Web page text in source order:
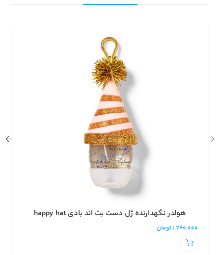
هولدر نگهدارنده ژل دست بث اند بادی happy hat
1,780,000تومان